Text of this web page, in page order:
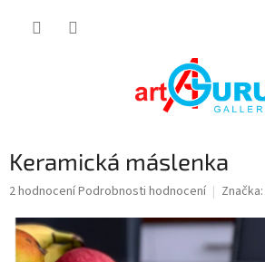
Keramická máslenka
Průměrné
produktu
2 hodnoceníPodrobnosti hodnocení Značka: